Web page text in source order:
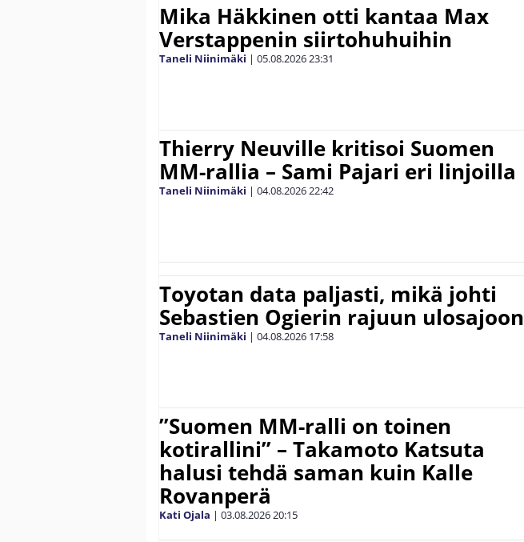
Mika Häkkinen otti kantaa Max
Verstappenin siirtohuhuihin
Taneli Niinimäki | 05.08.202623:31
Thierry Neuville kritisoi Suomen
MM-rallia – Sami Pajari eri linjoilla
Taneli Niinimäki | 04.08.202622:42
Toyotan data paljasti, mikä johti
Sebastien Ogierin rajuun ulosajoon
Taneli Niinimäki | 04.08.2026 17:58
”Suomen MM-ralli on toinen
kotirallini” – Takamoto Katsuta
halusi tehdä saman kuin Kalle
Rovanperä
Kati Ojala | 03.08.202620:15